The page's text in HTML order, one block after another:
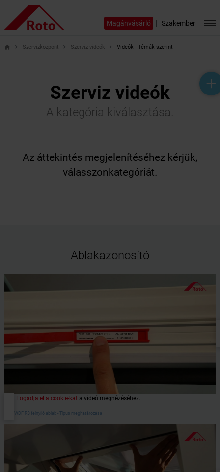
Magánvásárló | Szakember
help_outline
headset_mic
mail_outline
home Szervizközpont Szerviz videók Videók - Témák szerint
Szerviz videók
A kategória kiválasztása.
Az áttekintés megjelenítéséhez kérjük,
válasszonkategóriát.
Ablakazonosító
Fogadja el a cookie-kat a videó megnézéséhez.
Roto WDF R8 felnyíló ablak - Típus meghatározása